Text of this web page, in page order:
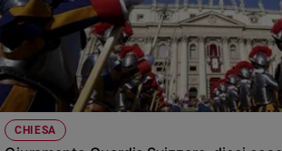
Migranti
Diversità
e
inclusione
Costume
Cultura
CHIESA